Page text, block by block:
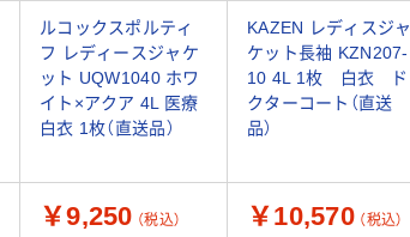
ルコックスポルティ
フ レディースジャケ
ット UQW1040 ホワ
イト×アクア 4L 医療
白衣 1枚（直送品）
KAZEN レディスジャ
ケット長袖 KZN207-
10 4L 1枚 白衣 ド
クターコート（直送
品）
￥9,250 （税込） ￥10,570 （税込）